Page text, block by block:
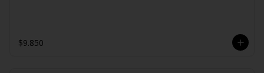
$9.850